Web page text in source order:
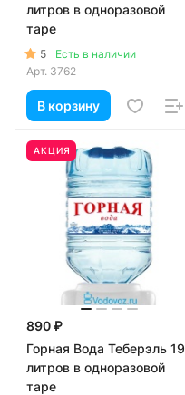
литров в одноразовой
таре
5
Есть в наличии
Арт. 3762
В корзину
АКЦИЯ
890 ₽
Горная Вода Теберэль 19
литров в одноразовой
таре